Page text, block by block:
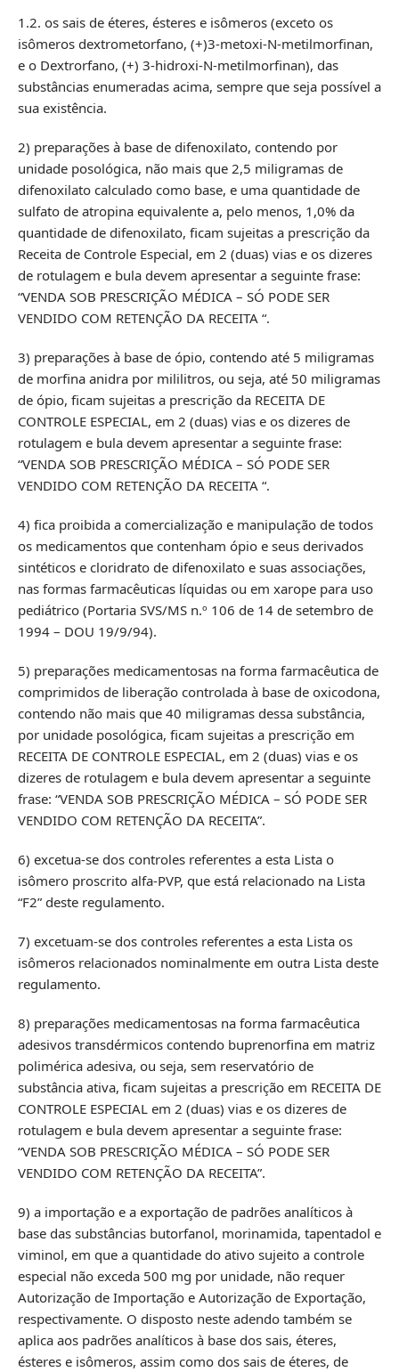
1.2. os sais de éteres, ésteres e isômeros (exceto os
isômeros dextrometorfano, (+)3-metoxi-N-metilmorfinan,
e o Dextrorfano, (+) 3-hidroxi-N-metilmorfinan), das
substâncias enumeradas acima, sempre que seja possível a
sua existência.
2) preparações à base de difenoxilato, contendo por
unidade posológica, não mais que 2,5 miligramas de
difenoxilato calculado como base, e uma quantidade de
sulfato de atropina equivalente a, pelo menos, 1,0% da
quantidade de difenoxilato, ficam sujeitas a prescrição da
Receita de Controle Especial, em 2 (duas) vias e os dizeres
de rotulagem e bula devem apresentar a seguinte frase:
“VENDA SOB PRESCRIÇÃO MÉDICA – SÓ PODE SER
VENDIDO COM RETENÇÃO DA RECEITA “.
3) preparações à base de ópio, contendo até 5 miligramas
de morfina anidra por mililitros, ou seja, até 50 miligramas
de ópio, ficam sujeitas a prescrição da RECEITA DE
CONTROLE ESPECIAL, em 2 (duas) vias e os dizeres de
rotulagem e bula devem apresentar a seguinte frase:
“VENDA SOB PRESCRIÇÃO MÉDICA – SÓ PODE SER
VENDIDO COM RETENÇÃO DA RECEITA “.
4) fica proibida a comercialização e manipulação de todos
os medicamentos que contenham ópio e seus derivados
sintéticos e cloridrato de difenoxilato e suas associações,
nas formas farmacêuticas líquidas ou em xarope para uso
pediátrico (Portaria SVS/MS n.º 106 de 14 de setembro de
1994 – DOU 19/9/94).
5) preparações medicamentosas na forma farmacêutica de
comprimidos de liberação controlada à base de oxicodona,
contendo não mais que 40 miligramas dessa substância,
por unidade posológica, ficam sujeitas a prescrição em
RECEITA DE CONTROLE ESPECIAL, em 2 (duas) vias e os
dizeres de rotulagem e bula devem apresentar a seguinte
frase: “VENDA SOB PRESCRIÇÃO MÉDICA – SÓ PODE SER
VENDIDO COM RETENÇÃO DA RECEITA”.
6) excetua-se dos controles referentes a esta Lista o
isômero proscrito alfa-PVP, que está relacionado na Lista
“F2” deste regulamento.
7) excetuam-se dos controles referentes a esta Lista os
isômeros relacionados nominalmente em outra Lista deste
regulamento.
8) preparações medicamentosas na forma farmacêutica
adesivos transdérmicos contendo buprenorfina em matriz
polimérica adesiva, ou seja, sem reservatório de
substância ativa, ficam sujeitas a prescrição em RECEITA DE
CONTROLE ESPECIAL em 2 (duas) vias e os dizeres de
rotulagem e bula devem apresentar a seguinte frase:
“VENDA SOB PRESCRIÇÃO MÉDICA – SÓ PODE SER
VENDIDO COM RETENÇÃO DA RECEITA”.
9) a importação e a exportação de padrões analíticos à
base das substâncias butorfanol, morinamida, tapentadol e
viminol, em que a quantidade do ativo sujeito a controle
especial não exceda 500 mg por unidade, não requer
Autorização de Importação e Autorização de Exportação,
respectivamente. O disposto neste adendo também se
aplica aos padrões analíticos à base dos sais, éteres,
ésteres e isômeros, assim como dos sais de éteres, de